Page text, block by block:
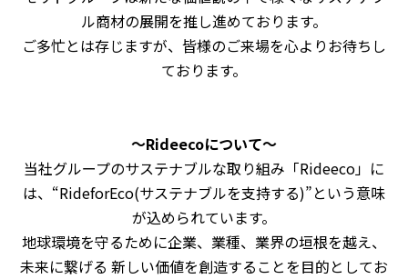
ル商材の展開を推し進めております。
ご多忙とは存じますが、皆様のご来場を心よりお待ちし
ております。
～Rideecoについて～
当社グループのサステナブルな取り組み「Rideeco」に
は、“RideforEco(サステナブルを支持する)”という意味
が込められています。
地球環境を守るために企業、業種、業界の垣根を越え、
未来に繋げる 新しい価値を創造することを目的としてお